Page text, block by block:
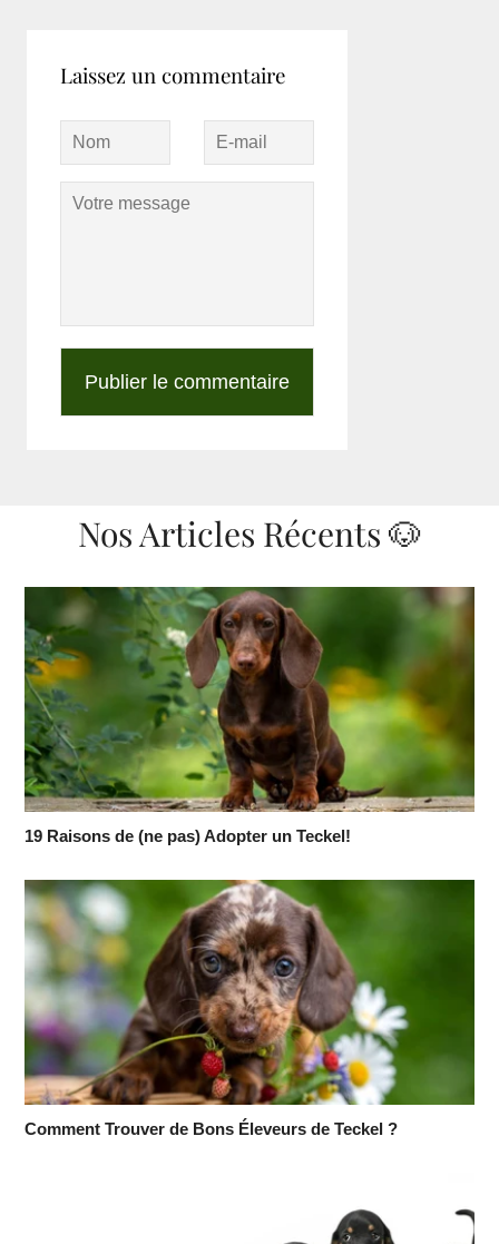
Laissez un commentaire
Nos Articles Récents 🐶
19 Raisons de (ne pas) Adopter un Teckel!
Comment Trouver de Bons Éleveurs de Teckel ?